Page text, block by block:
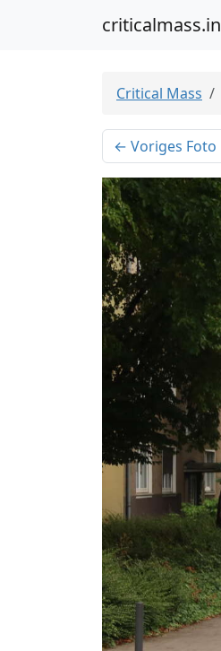
criticalmass.in
Critical Mass
← Voriges Foto